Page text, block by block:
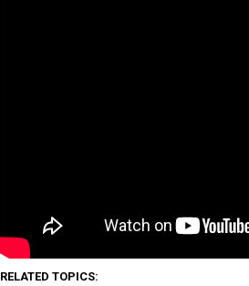
RELATED TOPICS: